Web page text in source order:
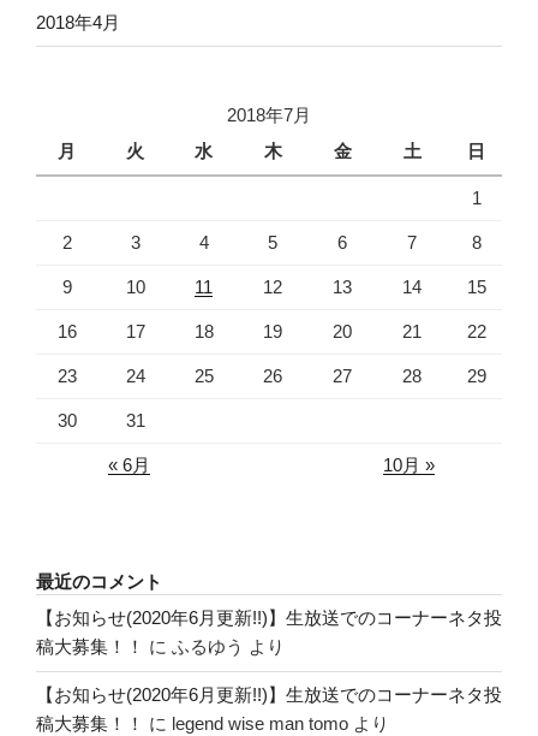
2018年4月
2018年7月
月
火 水 木 金 土 日
1
2 3 4 5 6 7 8
9 10 11 12 13 14 15
16 17 18 19 20 21 22
23 24 25 26 27 28 29
30 31
« 6月 10月 »
最近のコメント
【お知らせ(2020年6月更新!!)】生放送でのコーナーネタ投
稿大募集！！
に ふるゆう より
【お知らせ(2020年6月更新!!)】生放送でのコーナーネタ投
稿大募集！！
に legend wise man tomo より